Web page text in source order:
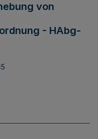
von
- HAbg-